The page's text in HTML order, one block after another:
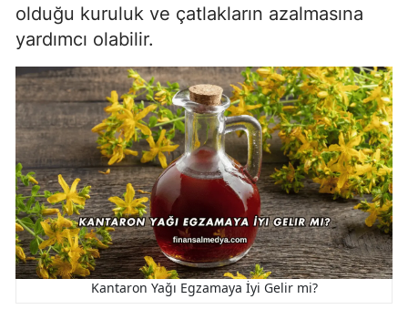
olduğu kuruluk ve çatlakların azalmasına
yardımcı olabilir.
Kantaron Yağı Egzamaya İyi Gelir mi?